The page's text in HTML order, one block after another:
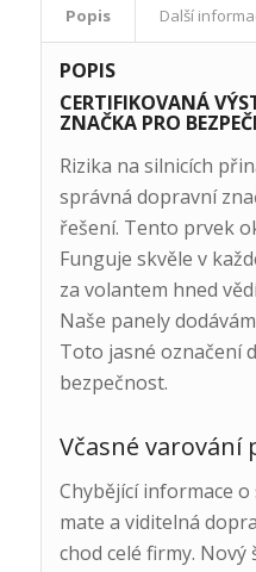
Popis Další
POPIS
CERTIFIKOVANÁ
ZNAČKA PRO
Rizika na silnicích
správná dopravní
řešení. Tento prvek
Funguje skvěle v
za volantem hned
Naše panely
Toto jasné označení
bezpečnost.
Včasné varování
Chybějící informace
mate a viditelná
chod celé firmy.